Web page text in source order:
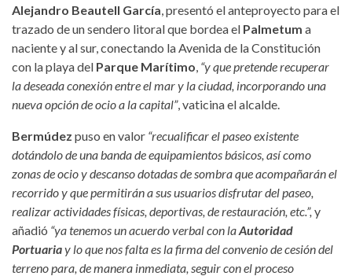
Alejandro Beautell García , presentó el anteproyecto para el
trazado de un sendero litoral que bordea el Palmetum a
naciente y al sur, conectando la Avenida de la Constitución
con la playa del Parque Marítimo “y que pretende recuperar
la deseada conexión entre el mar y la ciudad, incorporando una
nueva opción de ocio a la capital”, vaticina el alcalde.
Bermúdez puso en valor “recualificar el paseo existente
dotándolo de una banda de equipamientos básicos, así como
zonas de ocio y descanso dotadas de sombra que acompañarán el
recorrido y que permitirán a sus usuarios disfrutar del paseo,
realizar actividades físicas, deportivas, de restauración, etc.”, y
añadió “ya tenemos un acuerdo verbal con laAutoridad
Portuariay lo que nos falta es la firma del convenio de cesión del
terreno para, de manera inmediata, seguir con el proceso